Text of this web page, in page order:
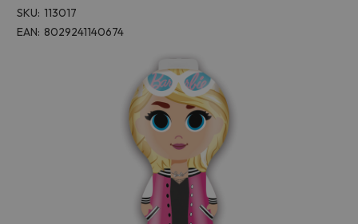
SKU: 113017
EAN: 8029241140674